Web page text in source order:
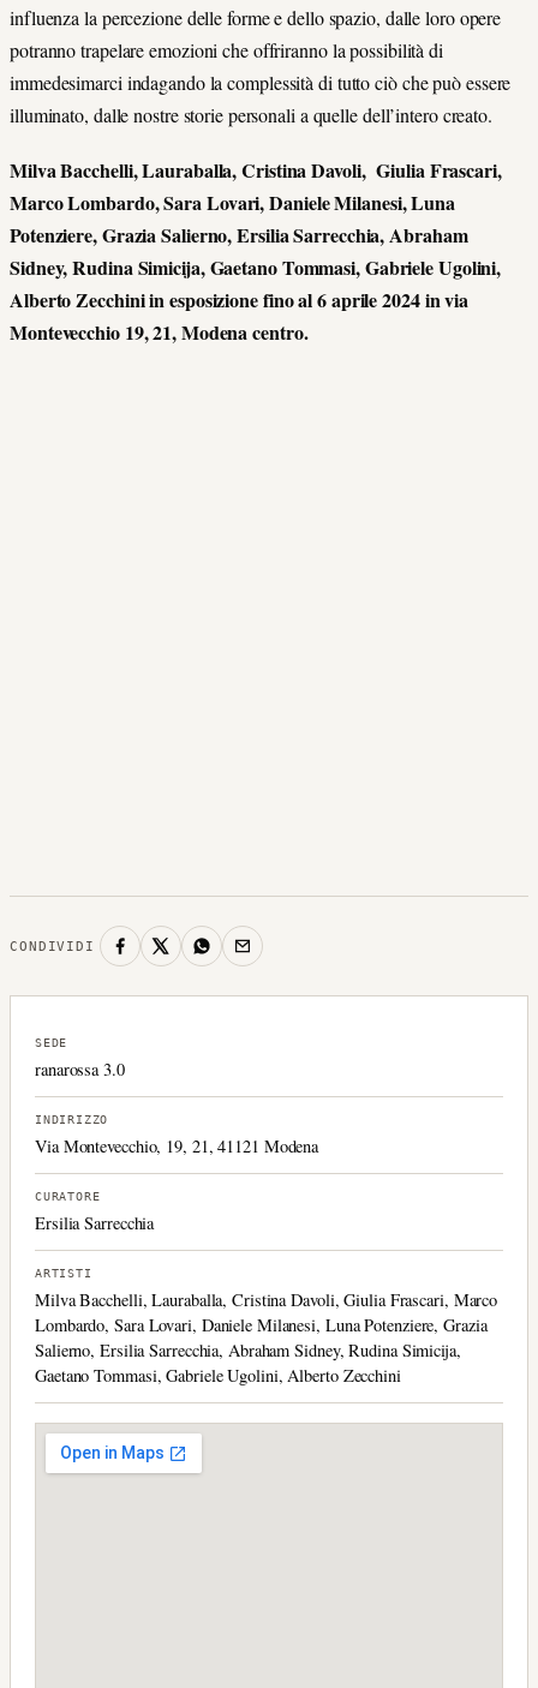
influenza la percezione delle forme e dello spazio, dalle loro opere
potranno trapelare emozioni che offriranno la possibilità di
immedesimarci indagando la complessità di tutto ciò che può essere
illuminato, dalle nostre storie personali a quelle dell’intero creato.
Milva Bacchelli,Lauraballa,Cristina Davoli,Giulia Frascari,
Marco Lombardo, Sara Lovari,Daniele Milanesi,Luna
Potenziere,Grazia Salierno,Ersilia Sarrecchia,Abraham
Sidney,Rudina Simicija,Gaetano Tommasi,Gabriele Ugolini,
AlbertoZecchini in esposizione fino al 6 aprile 2024 in via
Montevecchio 19, 21, Modena centro.
CONDIVIDI
SEDE
ranarossa 3.0
INDIRIZZO
Via Montevecchio, 19, 21, 41121 Modena
CURATORE
Ersilia Sarrecchia
ARTISTI
Milva Bacchelli, Lauraballa, Cristina Davoli, Giulia Frascari, Marco
Lombardo, Sara Lovari, Daniele Milanesi, Luna Potenziere, Grazia
Salierno, Ersilia Sarrecchia, Abraham Sidney, Rudina Simicija,
Gaetano Tommasi, Gabriele Ugolini, Alberto Zecchini